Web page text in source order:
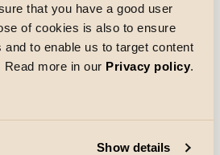
that you have a good user
of cookies is also to ensure
to enable us to target content
more in our Privacy policy.
Show details
Ladataan